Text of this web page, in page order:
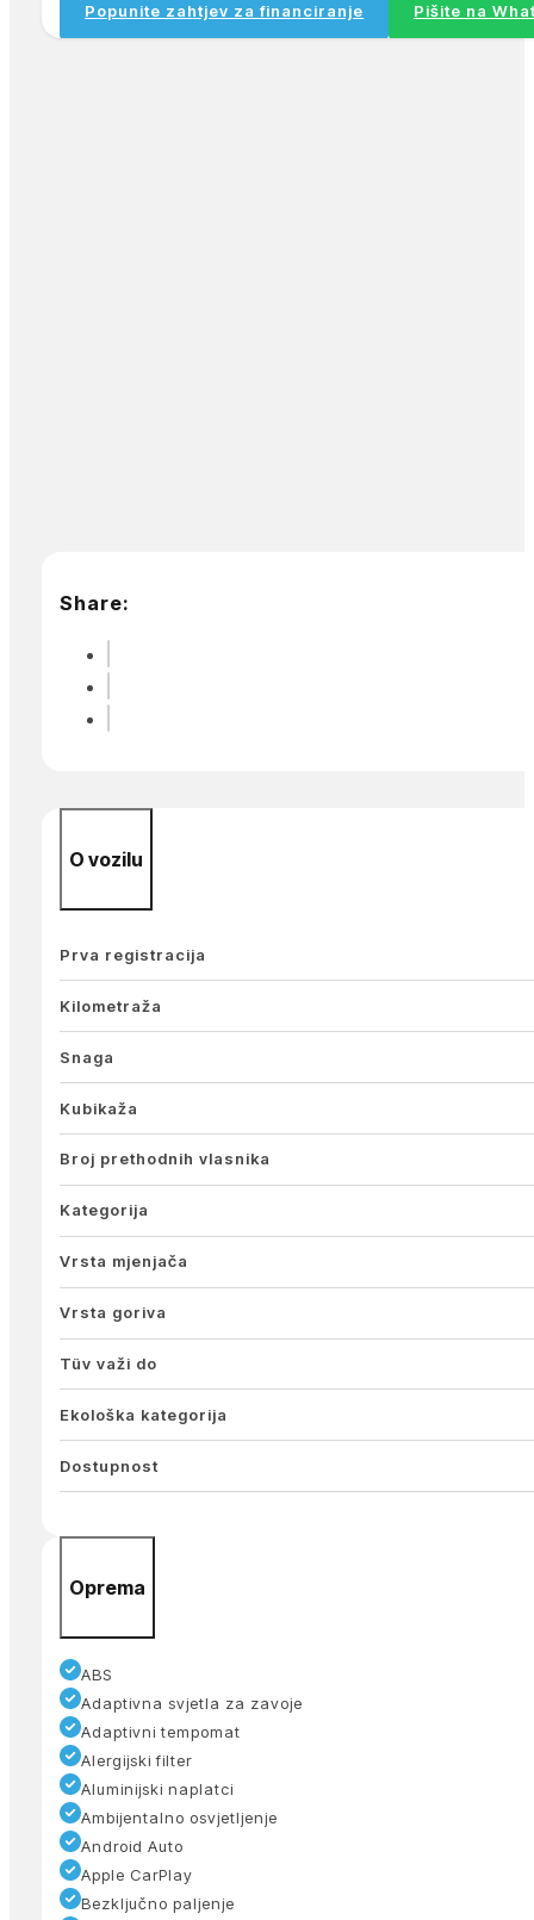
Popunite zahtjev za financiranje Pišite na
Share:
O vozilu
Prva registracija
Kilometraža
Snaga
Kubikaža
Broj prethodnih vlasnika
Kategorija
Vrsta mjenjača
Vrsta goriva
Tüv važi do
Ekološka kategorija
Dostupnost
Oprema
ABS
Adaptivna svjetla za zavoje
Adaptivni tempomat
Alergijski filter
Aluminijski naplatci
Ambijentalno osvjetljenje
Android Auto
Apple CarPlay
Bezključno paljenje